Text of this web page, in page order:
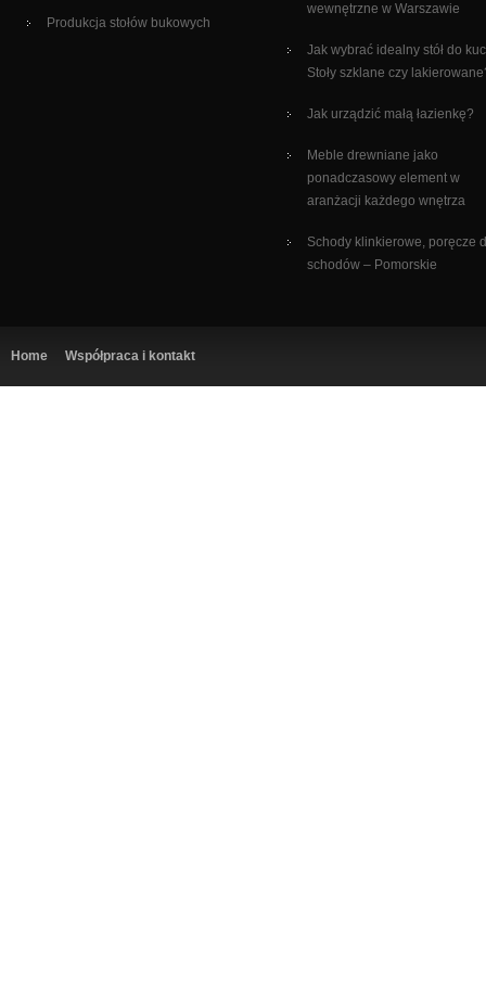
Produkcja stołów bukowych
wewnętrzne w Warszawie
Jak wybrać idealny stół do
Stoły szklane czy
Jak urządzić małą łazienkę?
Meble drewniane jako
ponadczasowy element w
aranżacji każdego wnętrza
Schody klinkierowe, poręcze
schodów – Pomorskie
Home Współpraca i kontakt